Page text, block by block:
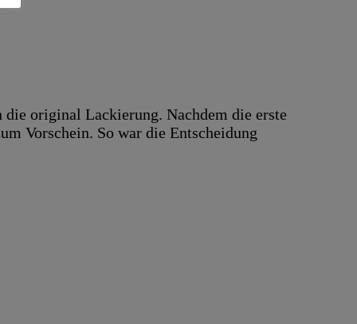
original Lackierung. Nachdem die erste
Vorschein. So war die Entscheidung